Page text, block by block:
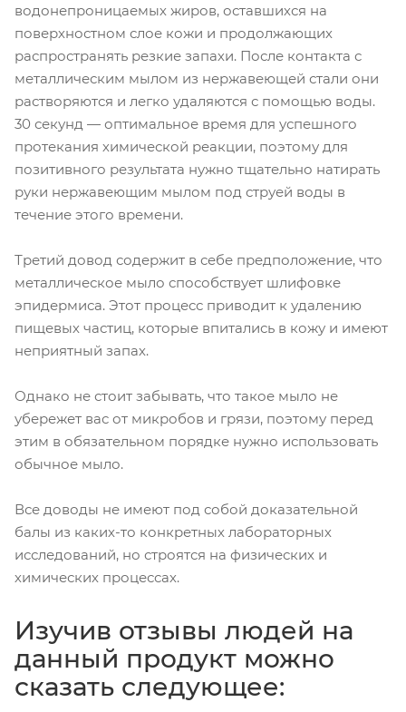
водонепроницаемых жиров, оставшихся на
поверхностном слое кожи и продолжающих
распространять резкие запахи. После контакта с
металлическим мылом из нержавеющей стали они
растворяются и легко удаляются с помощью воды.
30 секунд — оптимальное время для успешного
протекания химической реакции, поэтому для
позитивного результата нужно тщательно натирать
руки нержавеющим мылом под струей воды в
течение этого времени.
Третий довод содержит в себе предположение, что
металлическое мыло способствует шлифовке
эпидермиса. Этот процесс приводит к удалению
пищевых частиц, которые впитались в кожу и имеют
неприятный запах.
Однако не стоит забывать, что такое мыло не
убережет вас от микробов и грязи, поэтому перед
этим в обязательном порядке нужно использовать
обычное мыло.
Все доводы не имеют под собой доказательной
балы из каких-то конкретных лабораторных
исследований, но строятся на физических и
химических процессах.
Изучив отзывы людей на
данный продукт можно
сказать следующее: